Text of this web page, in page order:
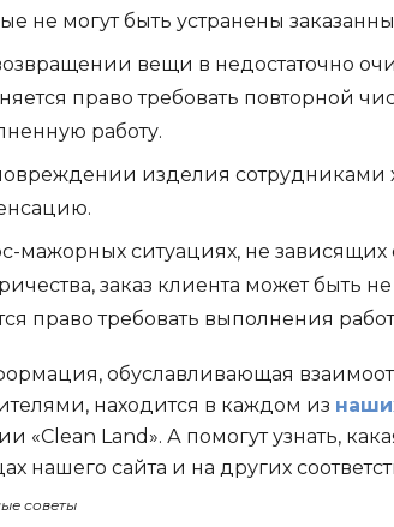
не могут быть устранены
вещи в недостаточно
право требовать повторной
работу.
изделия сотрудниками
мажорных ситуациях, не зависящих
заказ клиента может быть
право требовать выполнения
обуславливающая
находится в каждом из
«Clean Land». А помогут узнать,
нашего сайта и на других
советы